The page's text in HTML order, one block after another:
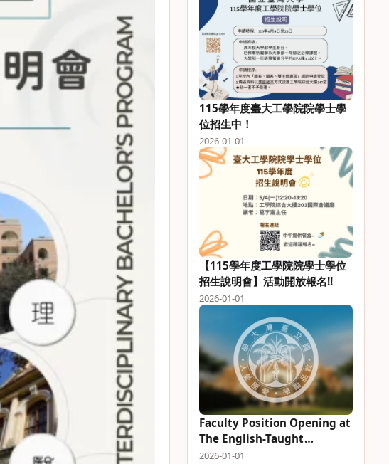
115學年度臺大工學院院學士學
位招生中！
2026-01-01
【115學年度工學院院學士學位
招生說明會】活動開放報名!!
2026-01-01
Faculty Position Opening at
The English-Taught
Intelligent Engineering and
2026-01-01